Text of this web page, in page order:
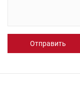
Отправить